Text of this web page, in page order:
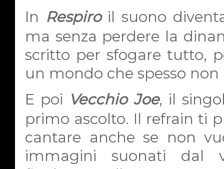
In Respiroil suono
ma senza perdere la
scritto per sfogare tutto,
un mondo che spesso non
E poi Vecchio Joe, il
primo ascolto. Il refrain ti
cantare anche se non
immagini suonati dal